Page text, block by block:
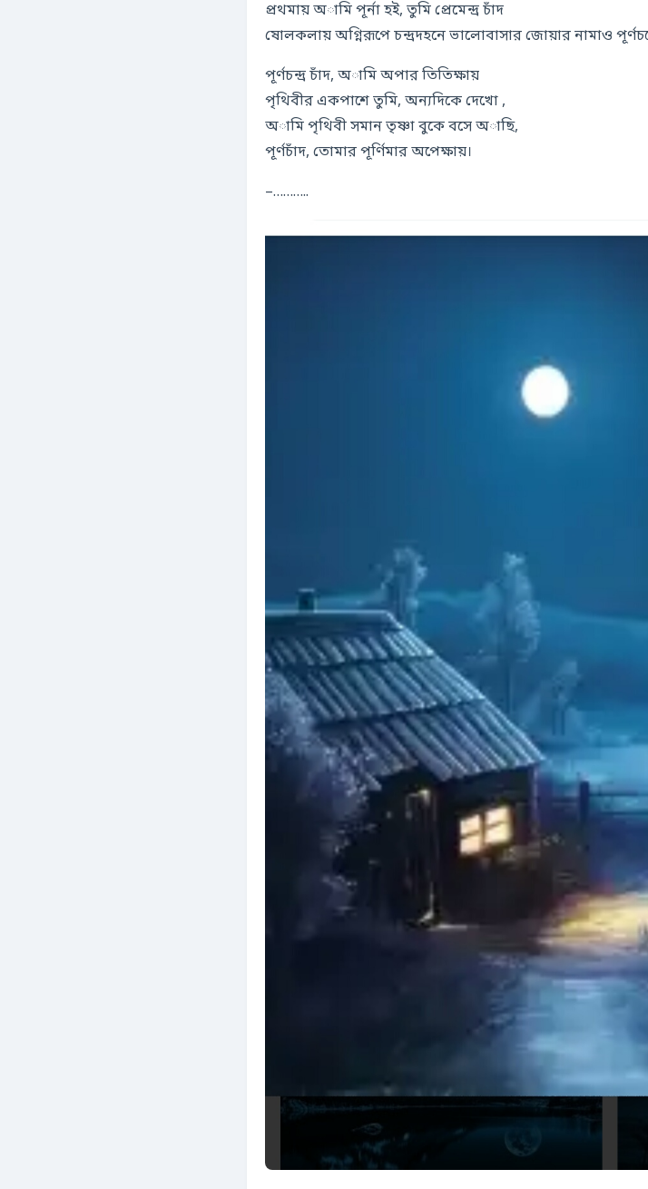
প্রথমায় অামি পূর্না হই, তুমি প্রেমেন্দ্র চাঁদ
ষোলকলায় অগ্নিরূপে চন্দ্রদহনে ভালোবাসার জোয়ার নামাও
পূর্ণচন্দ্র চাঁদ, অামি অপার তিতিক্ষায়
পৃথিবীর একপাশে তুমি, অন্যদিকে দেখো ,
অামি পৃথিবী সমান তৃষ্ণা বুকে বসে অাছি,
পূর্ণচাঁদ, তোমার পূর্ণিমার অপেক্ষায়।
–………..